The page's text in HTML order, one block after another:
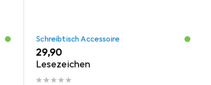
Schreibtisch Accessoire
EUR
29,90
Lesezeichen